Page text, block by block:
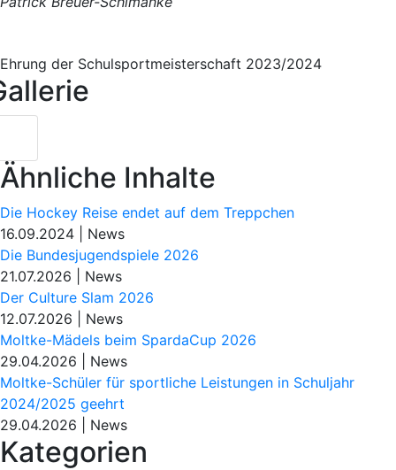
Ehrung der Schulsportmeisterschaft 2023/2024
Ähnliche Inhalte
Die Hockey Reise endet auf dem Treppchen
16.09.2024
News
Die Bundesjugendspiele 2026
21.07.2026
News
Der Culture Slam 2026
12.07.2026
News
Moltke-Mädels beim SpardaCup 2026
29.04.2026
News
Moltke-Schüler für sportliche Leistungen in Schuljahr
2024/2025 geehrt
29.04.2026
News
Kategorien